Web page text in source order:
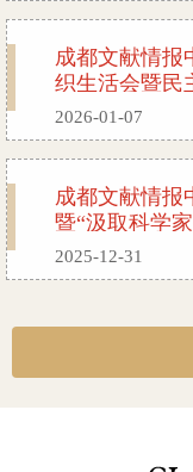
成都文献情报
织生活会暨民
2026-01-07
成都文献情报
暨“汲取科学
命”主题党日活
2025-12-31